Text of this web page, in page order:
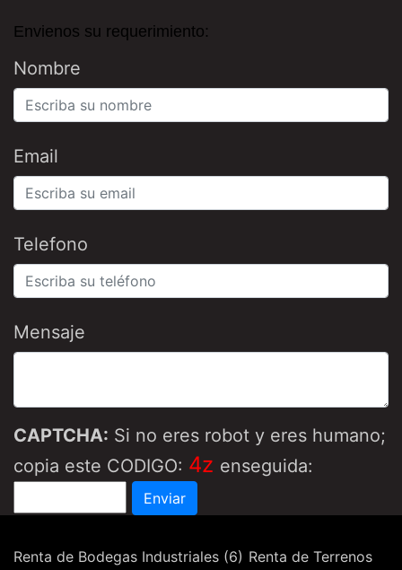
Envienos su requerimiento:
Nombre
Email
Telefono
Mensaje
CAPTCHA: Si no eres robot y eres humano;
copia este CODIGO: 4z enseguida:
Renta de Bodegas Industriales (6) Renta de Terrenos